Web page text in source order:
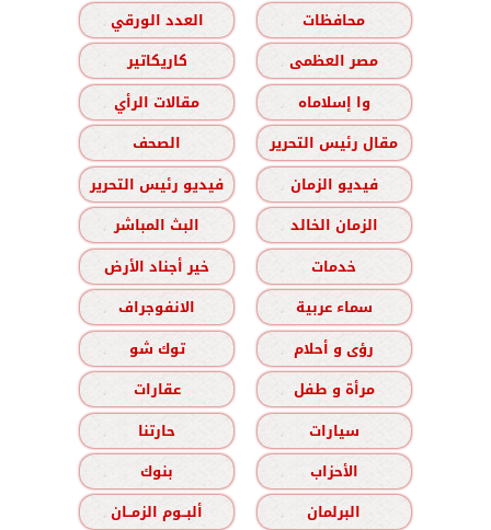
محافظات
العدد الورقي
مصر العظمى
كاريكاتير
وا إسلاماه
مقالات الرأي
مقال رئيس التحرير
الصحف
فيديو الزمان
فيديو رئيس التحرير
الزمان الخالد
البث المباشر
خدمات
خير أجناد الأرض
سماء عربية
الانفوجراف
رؤى و أحلام
توك شو
مرأة و طفل
عقارات
سيارات
حارتنا
الأحزاب
بنوك
البرلمان
ألبــوم الزمــان